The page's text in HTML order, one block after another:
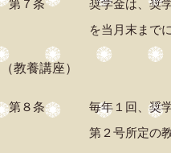
第７条
奨学金は、奨
を当月末まで
（教養講座）
第８条
毎年１回、奨
第２号所定の